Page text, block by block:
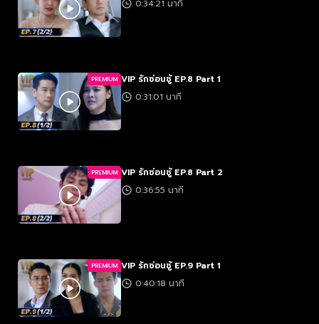
0:34:21 นาที
PREMIUM VIP รักซ่อนชู้ EP.8 Part 1
0:31:01 นาที
PREMIUM VIP รักซ่อนชู้ EP.8 Part 2
0:36:55 นาที
PREMIUM VIP รักซ่อนชู้ EP.9 Part 1
0:40:18 นาที